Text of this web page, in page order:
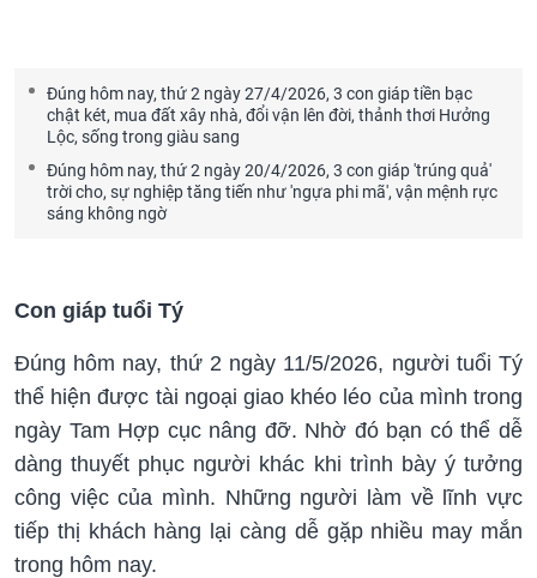
Đúng hôm nay, thứ 2 ngày 27/4/2026, 3 con giáp tiền bạc
chật két, mua đất xây nhà, đổi vận lên đời, thảnh thơi Hưởng
Lộc, sống trong giàu sang
Đúng hôm nay, thứ 2 ngày 20/4/2026, 3 con giáp 'trúng quả'
trời cho, sự nghiệp tăng tiến như 'ngựa phi mã', vận mệnh rực
sáng không ngờ
Con giáp tuổi Tý
Đúng hôm nay, thứ 2 ngày 11/5/2026, người tuổi Tý
thể hiện được tài ngoại giao khéo léo của mình trong
ngày Tam Hợp cục nâng đỡ. Nhờ đó bạn có thể dễ
dàng thuyết phục người khác khi trình bày ý tưởng
công việc của mình. Những người làm về lĩnh vực
tiếp thị khách hàng lại càng dễ gặp nhiều may mắn
trong hôm nay.